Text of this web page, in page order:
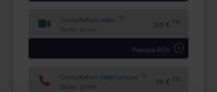
Consultation vidéo
Durée : 45 min 120 € TTC
Prendre RDV
Consultation téléphonique
Durée : 30 min 70 € TTC